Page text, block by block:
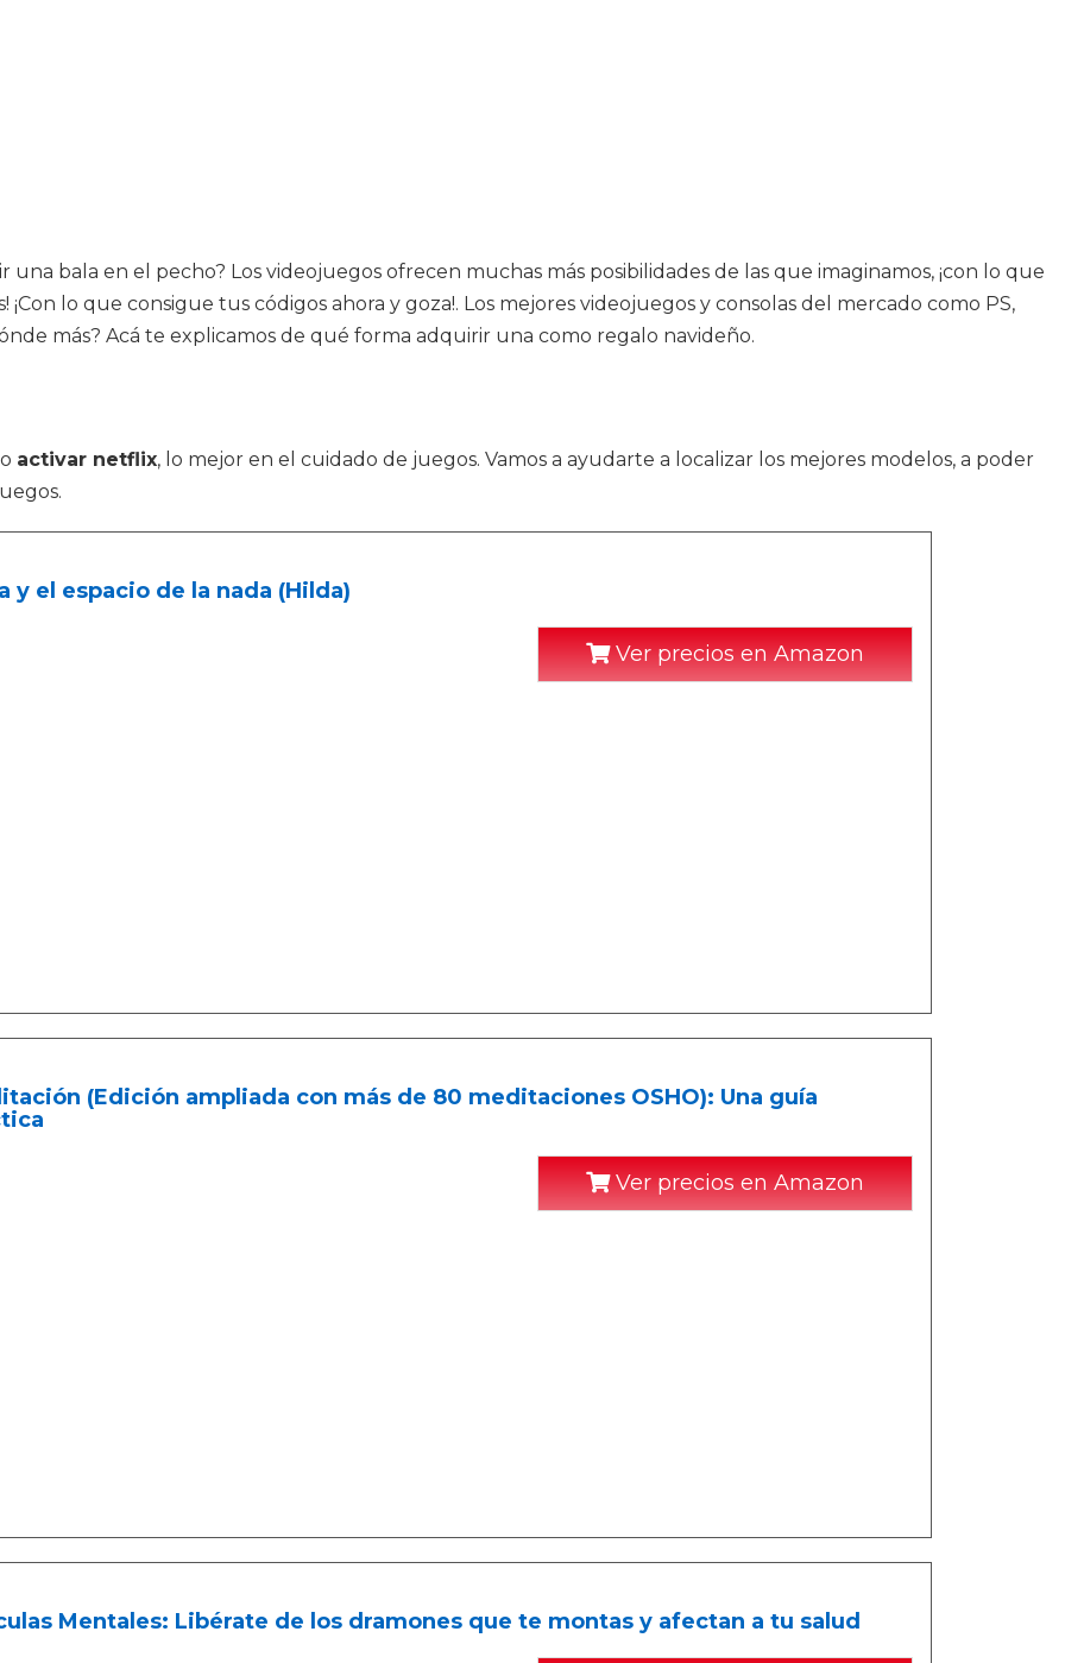
bala en el pecho? Los videojuegos ofrecen muchas más posibilidades de las que imaginamos, ¡con lo que
lo que consigue tus códigos ahora y goza!. Los mejores videojuegos y consolas del mercado como PS,
más? Acá te explicamos de qué forma adquirir una como regalo navideño.
activar netflix, lo mejor en el cuidado de juegos. Vamos a ayudarte a localizar los mejores modelos, a poder
y el espacio de la nada (Hilda)
Ver precios en Amazon
(Edición ampliada con más de 80 meditaciones OSHO): Una guía
Ver precios en Amazon
Mentales: Libérate de los dramones que te montas y afectan a tu salud